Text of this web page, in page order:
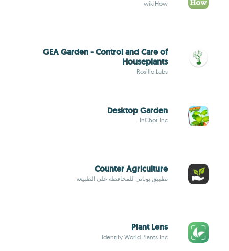
wikiHow
GEA Garden - Control and Care of
Houseplants
Rosillo Labs
Desktop Garden
InChot Inc.
Counter Agriculture
تطبيق يوناني للمحافظة على الطبيعة
Plant Lens
Identify World Plants Inc